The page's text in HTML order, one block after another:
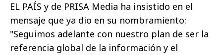
EL PAÍS y de PRISA Media ha insistido en el
mensaje que ya dio en su nombramiento:
"Seguimos adelante con nuestro plan de ser la
referencia global de la información y el